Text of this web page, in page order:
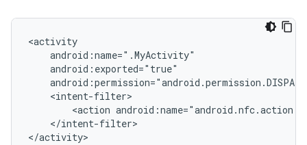
<action
</intent-filter>
</activity>